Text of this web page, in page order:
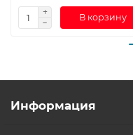
В корзину
Информация